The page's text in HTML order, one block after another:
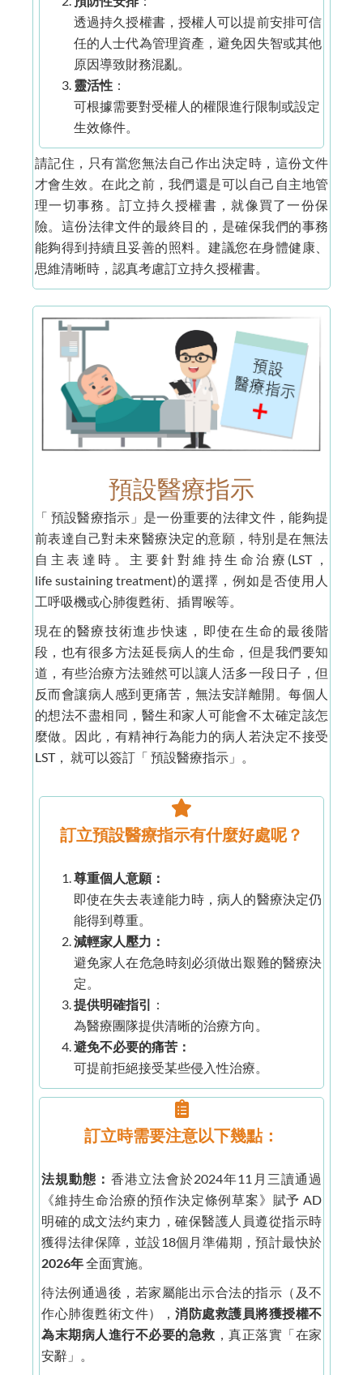
透過持久授權書，授權人可以提前安排可信
任的人士代為管理資產，避免因失智或其他
原因導致財務混亂。
靈活性 ：
可根據需要對受權人的權限進行限制或設定
生效條件。
請記住，只有當您無法自己作出決定時，這份文件
才會生效。在此之前，我們還是可以自己自主地管
理一切事務。訂立持久授權書，就像買了一份保
險。這份法律文件的最終目的，是確保我們的事務
能夠得到持續且妥善的照料。建議您在身體健康、
思維清晰時，認真考慮訂立持久授權書。
預設醫療指示
「 預設醫療指示」是一份重要的法律文件，能夠提
前表達自己對未來醫療決定的意願，特別是在無法
自主表達時。主要針對維持生命治療(LST，
life sustaining treatment)的選擇，例如是否使用人
工呼吸機或心肺復甦術、插胃喉等。
現在的醫療技術進步快速，即使在生命的最後階
段，也有很多方法延長病人的生命，但是我們要知
道，有些治療方法雖然可以讓人活多一段日子，但
反而會讓病人感到更痛苦，無法安詳離開。每個人
的想法不盡相同，醫生和家人可能會不太確定該怎
麼做。因此，有精神行為能力的病人若決定不接受
LST， 就可以簽訂「 預設醫療指示」。
訂立預設醫療指示有什麼好處呢？
尊重個人意願：
即使在失去表達能力時，病人的醫療決定仍
能得到尊重。
減輕家人壓力：
避免家人在危急時刻必須做出艱難的醫療決
定。
提供明確指引 ：
為醫療團隊提供清晰的治療方向。
避免不必要的痛苦：
可提前拒絕接受某些侵入性治療。
訂立時需要注意以下幾點：
法規動態： 香港立法會於2024年11月三讀通過
《維持生命治療的預作決定條例草案》賦予 AD
明確的成文法约束力，確保醫護人員遵從指示時
獲得法律保障，並設18個月準備期，預計最快於
2026年全面實施。
待法例通過後，若家屬能出示合法的指示（及不
作心肺復甦術文件）， 消防處救護員將獲授權不
為末期病人進行不必要的急救 ，真正落實「在家
安辭」。